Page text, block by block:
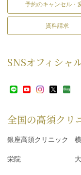
予約のキャンセル・
資料請求
SNSオフィシャ
全国の高須クリ
銀座高須クリニック
栄院